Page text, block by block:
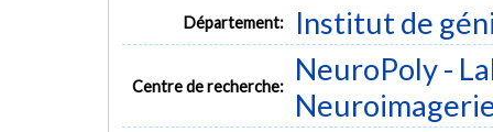
The observed increased grey matter density in
MOTS CLÉS
Adolescent Adult Aged Brain/diagnostic imaging/
Département: Institut de
Centre de recherche:
NeuroPoly -